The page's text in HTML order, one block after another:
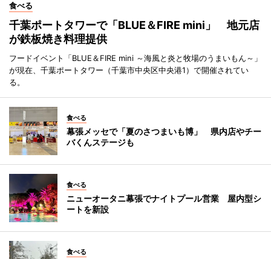
食べる
千葉ポートタワーで「BLUE＆FIRE mini」 地元店
が鉄板焼き料理提供
フードイベント「BLUE＆FIRE mini ～海風と炎と牧場のうまいもん～」
が現在、千葉ポートタワー（千葉市中央区中央港1）で開催されてい
る。
食べる
幕張メッセで「夏のさつまいも博」 県内店やチー
バくんステージも
食べる
ニューオータニ幕張でナイトプール営業 屋内型シ
ートを新設
食べる